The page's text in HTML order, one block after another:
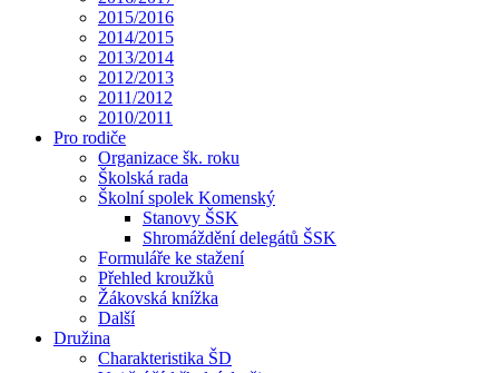
2015/2016
2014/2015
2013/2014
2012/2013
2011/2012
2010/2011
Pro rodiče
Organizace šk. roku
Školská rada
Školní spolek Komenský
Stanovy ŠSK
Shromáždění delegátů ŠSK
Formuláře ke stažení
Přehled kroužků
Žákovská knížka
Další
Družina
Charakteristika ŠD